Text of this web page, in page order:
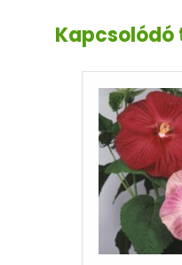
Kapcsolódó